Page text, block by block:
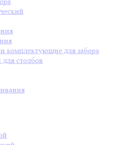
комплектующие для забора
столбов